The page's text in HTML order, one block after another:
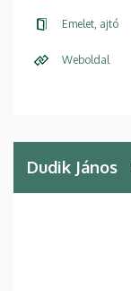
Emelet, ajtó
Weboldal
Dudik János